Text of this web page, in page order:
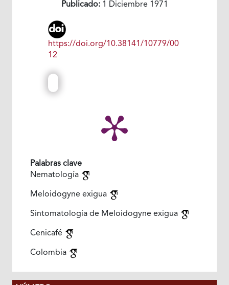
Publicado:1 Diciembre 1971
https://doi.org/10.38141/10779/00
12
Palabras clave
Nematología
Meloidogyne exigua
Sintomatología de Meloidogyne exigua
Cenicafé
Colombia